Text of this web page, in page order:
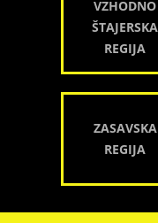
VZHODNO
ŠTAJERSKA
REGIJA
ZASAVSKA
REGIJA